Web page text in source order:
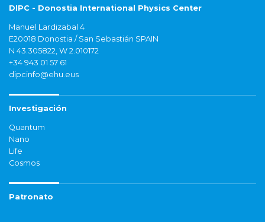
DIPC - Donostia International Physics Center
Manuel Lardizabal 4
E20018 Donostia / San Sebastián SPAIN
N 43.305822, W 2.010172
+34 943 01 57 61
dipcinfo@ehu.eus
Investigación
Quantum
Nano
Life
Cosmos
Patronato